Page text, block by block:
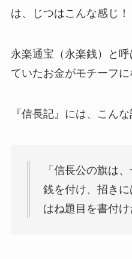
は、じつはこんな感じ！
永楽通宝（永楽銭）と
ていたお金がモチーフに
『信長記』には、こん
「信長公の旗は
銭を付け、招き
はね題目を書付け